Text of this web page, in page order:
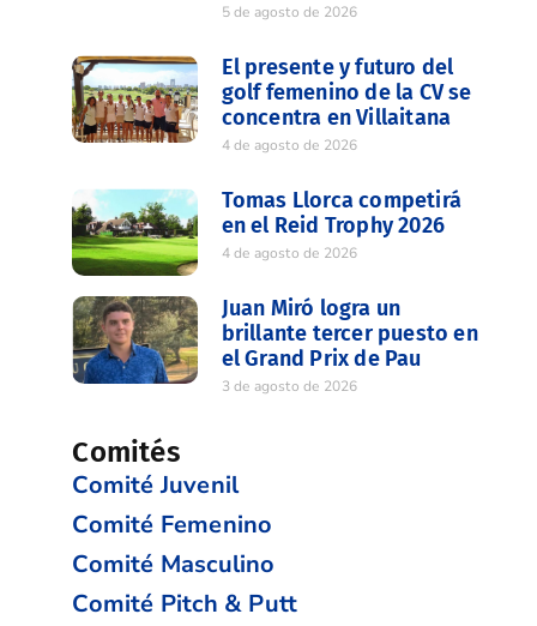
5 de agosto de 2026
El presente y futuro del
golf femenino de la CV se
concentra en Villaitana
4 de agosto de 2026
Tomas Llorca competirá
en el Reid Trophy 2026
4 de agosto de 2026
Juan Miró logra un
brillante tercer puesto en
el Grand Prix de Pau
3 de agosto de 2026
Comités
Comité Juvenil
Comité Femenino
Comité Masculino
Comité Pitch & Putt